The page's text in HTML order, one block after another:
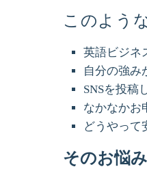
このよう
英語ビジネ
自分の強み
SNSを投稿
なかなかお
どうやって
そのお悩